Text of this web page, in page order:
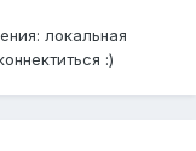
локальная
:)